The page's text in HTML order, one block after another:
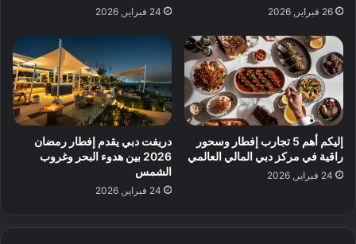
26 فبراير, 2026 24 فبراير, 2026
إليكم أهم 5 تجارب إفطار وسحور
راقية في مركز دبي المالي العالمي
24 فبراير, 2026
دريفت دبي يقدم إفطار رمضان
2026 بين هدوء البحر وغروب
الشمس
24 فبراير, 2026